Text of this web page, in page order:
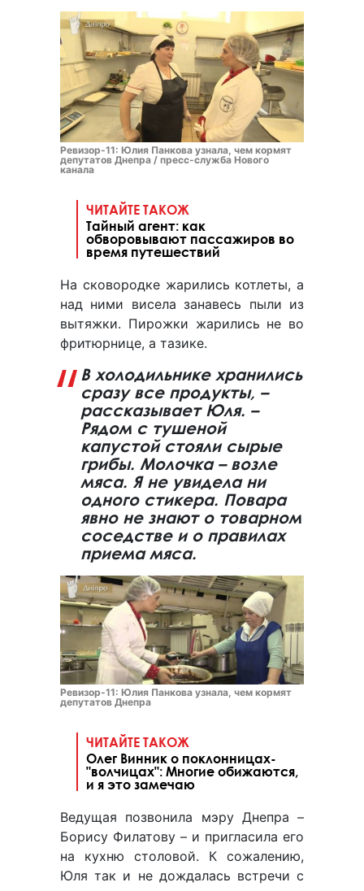
Ревизор-11: Юлия Панкова узнала, чем кормят
депутатов Днепра / пресс-служба Нового
канала
ЧИТАЙТЕ ТАКОЖ
Тайный агент: как
обворовывают пассажиров во
время путешествий
На сковородке жарились котлеты, а
над ними висела занавесь пыли из
вытяжки. Пирожки жарились не во
фритюрнице, а тазике.
В холодильнике хранились
сразу все продукты, –
рассказывает Юля. –
Рядом с тушеной
капустой стояли сырые
грибы. Молочка – возле
мяса. Я не увидела ни
одного стикера. Повара
явно не знают о товарном
соседстве и о правилах
приема мяса.
Ревизор-11: Юлия Панкова узнала, чем кормят
депутатов Днепра
ЧИТАЙТЕ ТАКОЖ
Олег Винник о поклонницах-
"волчицах": Многие обижаются,
и я это замечаю
Ведущая позвонила мэру Днепра –
Борису Филатову – и пригласила его
на кухню столовой. К сожалению,
Юля так и не дождалась встречи с